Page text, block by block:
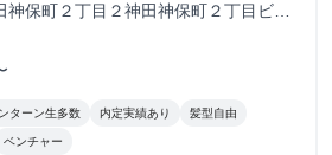
保町２丁目２神田神保町２丁目ビル
ターン生多数 内定実績あり 髪型自由
ベンチャー